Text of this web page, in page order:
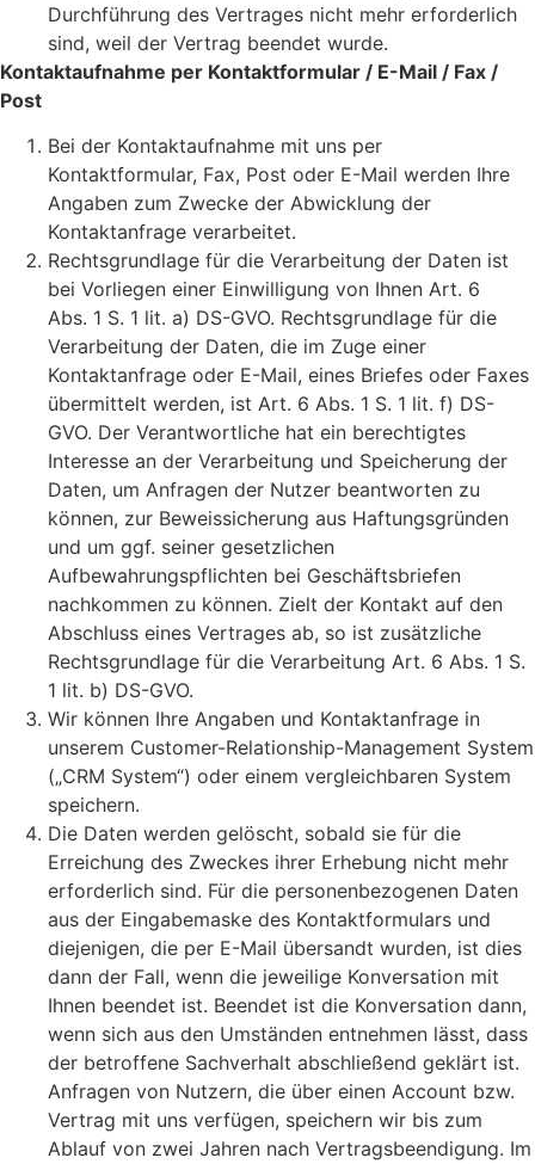
Durchführung des Vertrages nicht mehr erforderlich
sind, weil der Vertrag beendet wurde.
Kontaktaufnahme per Kontaktformular / E-Mail / Fax /
Post
Bei der Kontaktaufnahme mit uns per
Kontaktformular, Fax, Post oder E-Mail werden Ihre
Angaben zum Zwecke der Abwicklung der
Kontaktanfrage verarbeitet.
Rechtsgrundlage für die Verarbeitung der Daten ist
bei Vorliegen einer Einwilligung von Ihnen Art. 6
Abs. 1 S. 1 lit. a) DS-GVO. Rechtsgrundlage für die
Verarbeitung der Daten, die im Zuge einer
Kontaktanfrage oder E-Mail, eines Briefes oder Faxes
übermittelt werden, ist Art. 6 Abs. 1 S. 1 lit. f) DS-
GVO. Der Verantwortliche hat ein berechtigtes
Interesse an der Verarbeitung und Speicherung der
Daten, um Anfragen der Nutzer beantworten zu
können, zur Beweissicherung aus Haftungsgründen
und um ggf. seiner gesetzlichen
Aufbewahrungspflichten bei Geschäftsbriefen
nachkommen zu können. Zielt der Kontakt auf den
Abschluss eines Vertrages ab, so ist zusätzliche
Rechtsgrundlage für die Verarbeitung Art. 6 Abs. 1 S.
1 lit. b) DS-GVO.
Wir können Ihre Angaben und Kontaktanfrage in
unserem Customer-Relationship-Management System
(„CRM System“) oder einem vergleichbaren System
speichern.
Die Daten werden gelöscht, sobald sie für die
Erreichung des Zweckes ihrer Erhebung nicht mehr
erforderlich sind. Für die personenbezogenen Daten
aus der Eingabemaske des Kontaktformulars und
diejenigen, die per E-Mail übersandt wurden, ist dies
dann der Fall, wenn die jeweilige Konversation mit
Ihnen beendet ist. Beendet ist die Konversation dann,
wenn sich aus den Umständen entnehmen lässt, dass
der betroffene Sachverhalt abschließend geklärt ist.
Anfragen von Nutzern, die über einen Account bzw.
Vertrag mit uns verfügen, speichern wir bis zum
Ablauf von zwei Jahren nach Vertragsbeendigung. Im